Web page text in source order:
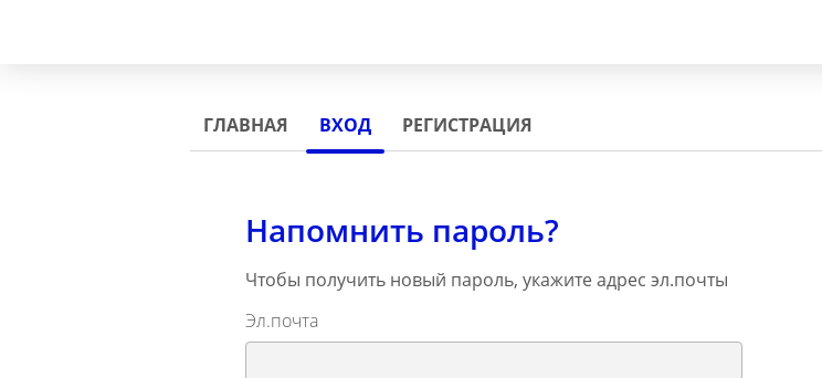
ГЛАВНАЯ ВХОД РЕГИСТРАЦИЯ
Напомнить пароль?
Чтобы получить новый пароль, укажите адрес эл.почты
Эл.почта